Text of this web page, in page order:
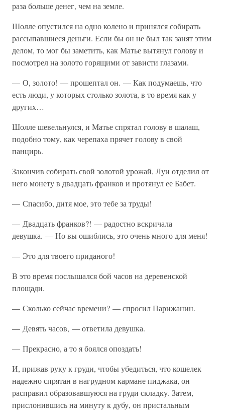
раза больше денег, чем на земле.
Шолле опустился на одно колено и принялся собирать
рассыпавшиеся деньги. Если бы он не был так занят этим
делом, то мог бы заметить, как Матье вытянул голову и
посмотрел на золото горящими от зависти глазами.
— О, золото! — прошептал он. — Как подумаешь, что
есть люди, у которых столько золота, в то время как у
других…
Шолле шевельнулся, и Матье спрятал голову в шалаш,
подобно тому, как черепаха прячет голову в свой
панцирь.
Закончив собирать свой золотой урожай, Луи отделил от
него монету в двадцать франков и протянул ее Бабет.
— Спасибо, дитя мое, это тебе за труды!
— Двадцать франков?! — радостно вскричала
девушка. — Но вы ошиблись, это очень много для меня!
— Это для твоего приданого!
В это время послышался бой часов на деревенской
площади.
— Сколько сейчас времени? — спросил Парижанин.
— Девять часов, — ответила девушка.
— Прекрасно, а то я боялся опоздать!
И, прижав руку к груди, чтобы убедиться, что кошелек
надежно спрятан в нагрудном кармане пиджака, он
расправил образовавшуюся на груди складку. Затем,
прислонившись на минуту к дубу, он пристальным